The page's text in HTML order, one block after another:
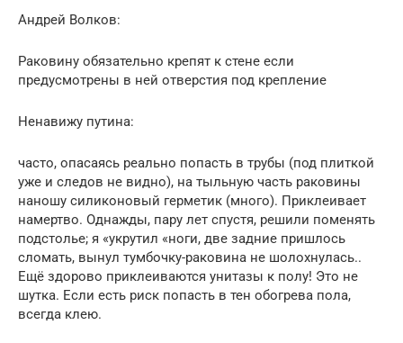
Андрей Волков:
Раковину обязательно крепят к стене если
предусмотрены в ней отверстия под крепление
Ненавижу путина:
часто, опасаясь реально попасть в трубы (под плиткой
уже и следов не видно), на тыльную часть раковины
наношу силиконовый герметик (много). Приклеивает
намертво. Однажды, пару лет спустя, решили поменять
подстолье; я «укрутил «ноги, две задние пришлось
сломать, вынул тумбочку-раковина не шолохнулась..
Ещё здорово приклеиваются унитазы к полу! Это не
шутка. Если есть риск попасть в тен обогрева пола,
всегда клею.